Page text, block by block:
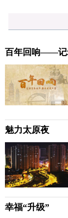
百年回响——记
魅力太原夜
幸福“升级”